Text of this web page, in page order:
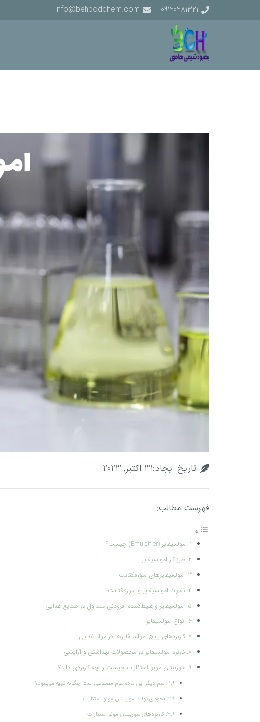
09120281321
info@behbodchem.com
تاریخ ایجاد:31 اکتبر, 2023
فهرست مطالب:
امولسیفایر (Emulsifier) چیست؟
طرز کار امولسیفایر
امولسیفایرهای سورفکتانت
تفاوت امولسیفایر و سورفکتانت
امولسیفایر و غلیظ‌کننده افزودنی متداول در صنایع غذایی
انواع امولسیفایر
کاربردهای رایج امولسیفایرها در مواد غذایی
کاربرد امولسیفایر در محصولات بهداشتی و آرایشی
سوربیتان مونو استئارات چیست و چه کاربردی دارد؟
اسم دیگر این ماده موم مصنوعی است چگونه تهیه می‌شود؟
نحوه ی تولید سوربیتان مونو استئارات
کاربردهای سوربیتان مونو استئارات